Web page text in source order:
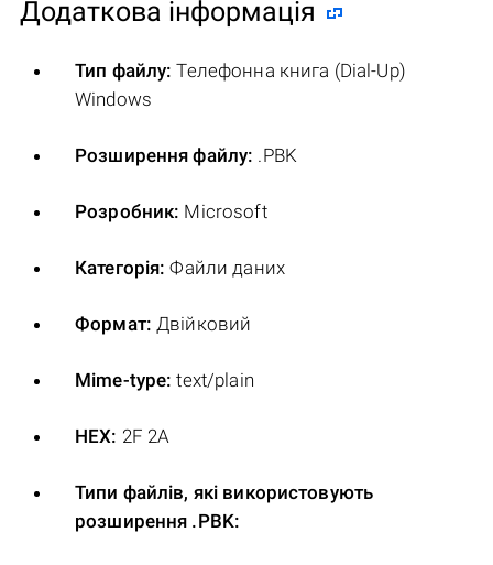
Додаткова інформація
Тип файлу: Телефонна книга (Dial-Up)
Windows
Розширення файлу: .PBK
Розробник: Microsoft
Категорія: Файли даних
Формат: Двійковий
Mime-type: text/plain
HEX: 2F 2A
Типи файлів, які використовують
розширення .PBK: